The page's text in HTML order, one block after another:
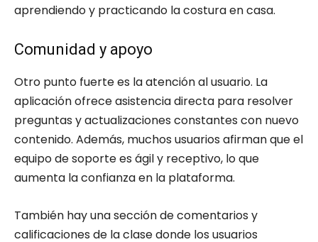
aprendiendo y practicando la costura en casa.
Comunidad y apoyo
Otro punto fuerte es la atención al usuario. La
aplicación ofrece asistencia directa para resolver
preguntas y actualizaciones constantes con nuevo
contenido. Además, muchos usuarios afirman que el
equipo de soporte es ágil y receptivo, lo que
aumenta la confianza en la plataforma.
También hay una sección de comentarios y
calificaciones de la clase donde los usuarios